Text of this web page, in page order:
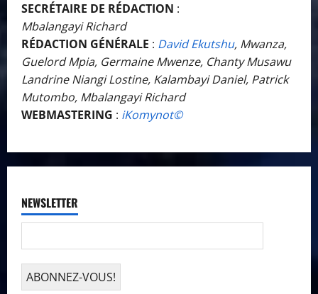
SECRÉTAIRE DE RÉDACTION :
Mbalangayi Richard
RÉDACTION GÉNÉRALE : David Ekutshu, Mwanza,
Guelord Mpia, Germaine Mwenze, Chanty Musawu
Landrine Niangi Lostine, Kalambayi Daniel, Patrick
Mutombo, Mbalangayi Richard
WEBMASTERING : iKomynot©️
NEWSLETTER